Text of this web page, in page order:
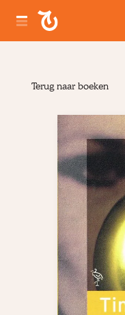
Terug naar boeken